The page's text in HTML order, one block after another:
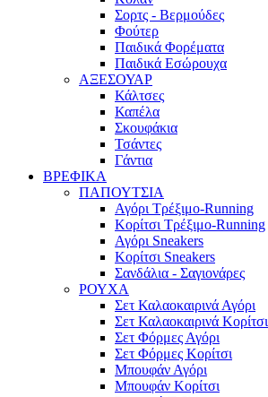
Σορτς - Βερμούδες
Φούτερ
Παιδικά Φορέματα
Παιδικά Εσώρουχα
ΑΞΕΣΟΥΑΡ
Κάλτσες
Καπέλα
Σκουφάκια
Τσάντες
Γάντια
ΒΡΕΦΙΚΑ
ΠΑΠΟΥΤΣΙΑ
Αγόρι Τρέξιμο-Running
Κορίτσι Τρέξιμο-Running
Αγόρι Sneakers
Κορίτσι Sneakers
Σανδάλια - Σαγιονάρες
ΡΟΥΧΑ
Σετ Καλαοκαιρινά Αγόρι
Σετ Καλαοκαιρινά Κορίτσι
Σετ Φόρμες Αγόρι
Σετ Φόρμες Κορίτσι
Mπουφάν Αγόρι
Mπουφάν Κορίτσι